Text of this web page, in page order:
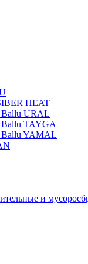
HEAT
Ballu URAL
Ballu TAYGA
Ballu YAMAL
и